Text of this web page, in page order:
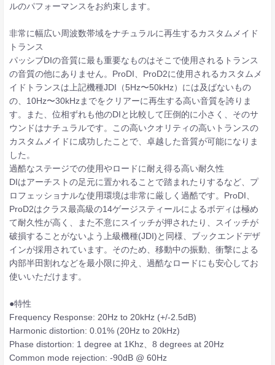
ルのパフォーマンスをお約束します。
非常に幅広い周波数帯域をナチュラルに再生するカスタムメイド
トランス
パッシブDIの音質に最も重要なものはそこで使用されるトランス
の音質の他にありません。ProDI、ProD2に使用されるカスタムメ
イドトランスは上記機種JDI（5Hz〜50kHz）には及ばないもの
の、10Hz〜30kHzまでをクリアーに再生する高い音質を誇りま
す。また、位相ずれも他のDIと比較して圧倒的に小さく、そのサ
ウンドはナチュラルです。この高いクオリティの高いトランスの
カスタムメイドに成功したことで、卓越した音質が可能になりま
した。
過酷なステージでの使用やロードに耐え得る高い耐久性
DIはアーチストの足元に置かれることで踏まれたりするなど、プ
ロフェッショナルな使用環境は非常に厳しく過酷です。ProDI、
ProD2はクラス最高級の14ゲージスティールによるボディは極め
て耐久性が高く、また不意にスイッチが押されたり、スイッチが
破損することがないよう上級機種(JDI)と同様、ブックエンドデザ
インが採用されています。そのため、移動中の振動、衝撃による
内部半田割れなどを最小限に抑え、過酷なロードにも安心してお
使いいただけます。
●特性
Frequency Response: 20Hz to 20kHz (+/-2.5dB)
Harmonic distortion: 0.01% (20Hz to 20kHz)
Phase distortion: 1 degree at 1Khz、8 degrees at 20Hz
Common mode rejection: -90dB @ 60Hz